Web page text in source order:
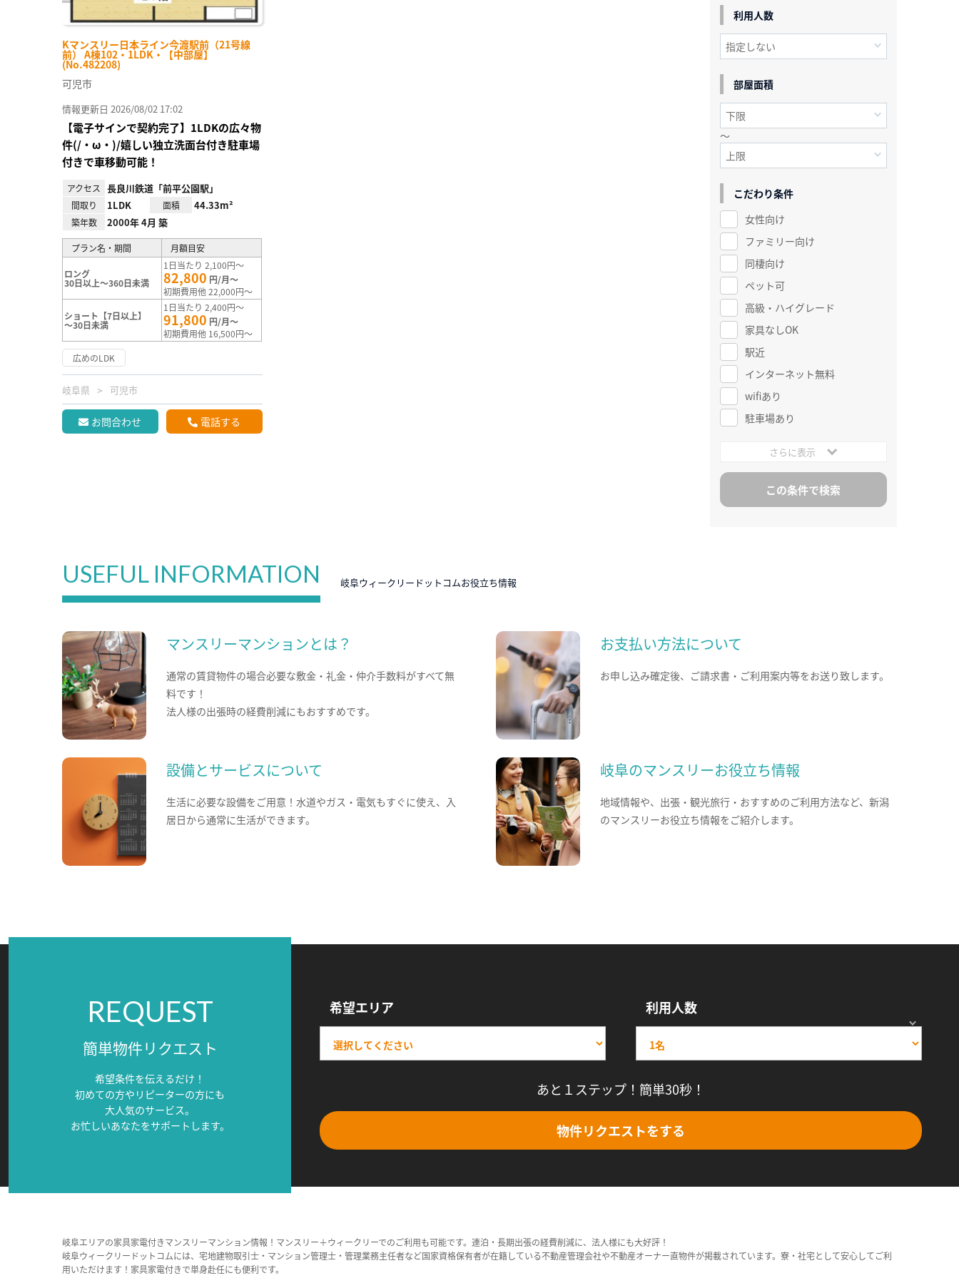
Kマンスリー日本ライン今渡駅前（21号線
前） A棟102・1LDK・【中部屋】
(No.482208)
可児市
情報更新日 2026/08/02 17:02
【電子サインで契約完了】1LDKの広々物
件(/・ω・)/嬉しい独立洗面台付き駐車場
付きで車移動可能！
アクセス 長良川鉄道「前平公園駅」
間取り 1LDK 面積 44.33m²
築年数 2000年 4月 築
プラン名・期間 月額目安
ロング
30日以上～360日未満
1日当たり 2,100円～
82,800 円/月～
初期費用他 22,000円～
ショート【7日以上】
～30日未満
1日当たり 2,400円～
91,800 円/月～
初期費用他 16,500円～
広めのLDK
岐阜県 可児市
お問合わせ 電話する
利用人数
部屋面積
～
こだわり条件
女性向け
ファミリー向け
同棲向け
ペット可
高級・ハイグレード
家具なしOK
駅近
インターネット無料
wifiあり
駐車場あり
さらに表示
USEFUL INFORMATION 岐阜ウィークリードットコムお役立ち情報
マンスリーマンションとは？
通常の賃貸物件の場合必要な敷金・礼金・仲介手数料がすべて無
料です！
法人様の出張時の経費削減にもおすすめです。
お支払い方法について
お申し込み確定後、ご請求書・ご利用案内等をお送り致します。
設備とサービスについて
生活に必要な設備をご用意！水道やガス・電気もすぐに使え、入
居日から通常に生活ができます。
岐阜のマンスリーお役立ち情報
地域情報や、出張・観光旅行・おすすめのご利用方法など、新潟
のマンスリーお役立ち情報をご紹介します。
REQUEST
簡単物件リクエスト
希望条件を伝えるだけ！
初めての方やリピーターの方にも
大人気のサービス。
お忙しいあなたをサポートします。
希望エリア 利用人数
あと１ステップ！簡単30秒！
物件リクエストをする
岐阜エリアの家具家電付きマンスリーマンション情報！マンスリー＋ウィークリーでのご利用も可能です。連泊・長期出張の経費削減に、法人様にも大好評！
岐阜ウィークリードットコムには、宅地建物取引士・マンション管理士・管理業務主任者など国家資格保有者が在籍している不動産管理会社や不動産オーナー直物件が掲載されています。寮・社宅として安心してご利
用いただけます！家具家電付きで単身赴任にも便利です。